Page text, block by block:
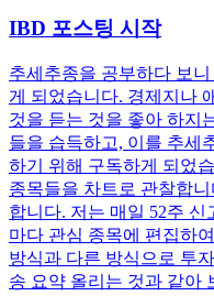
IBD 포스팅 시작
추세추종을 공부하다 보
게 되었습니다. 경제지나
것을 듣는 것을 좋아 하지
들을 습득하고, 이를 추세
하기 위해 구독하게 되었
종목들을 차트로 관찰합
합니다. 저는 매일 52주
마다 관심 종목에 편집하
방식과 다른 방식으로 투
송 요약 올리는 것과 같아